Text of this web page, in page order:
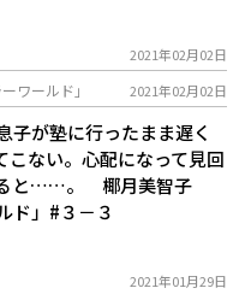
2021年02月02日
ワールド」 2021年02月02日
子が塾に行ったまま遅く
こない。心配になって見回
ると……。 椰月美智子
ド」#３－３
2021年01月29日